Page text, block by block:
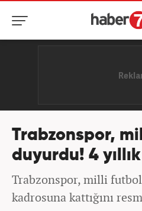
Trabzonspor,
duyurdu! 4
Trabzonspor, milli
kadrosuna kattığını